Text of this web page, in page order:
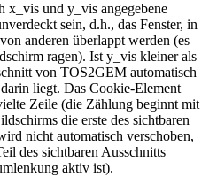
x_vis und y_vis angegebene
sein, d.h., das Fenster, in
anderen überlappt werden (es
ragen). Ist y_vis kleiner als
von TOS2GEM automatisch
liegt. Das Cookie-Element
Zeile (die Zählung beginnt mit
die erste des sichtbaren
nicht automatisch verschoben,
des sichtbaren Ausschnitts
aktiv ist).